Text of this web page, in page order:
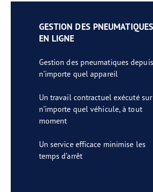
GESTION DES PNEUMATIQUES
EN LIGNE
Gestion des pneumatiques depuis
n’importe quel appareil
Un travail contractuel exécuté sur
n’importe quel véhicule, à tout
moment
Un service efficace minimise les
temps d’arrêt